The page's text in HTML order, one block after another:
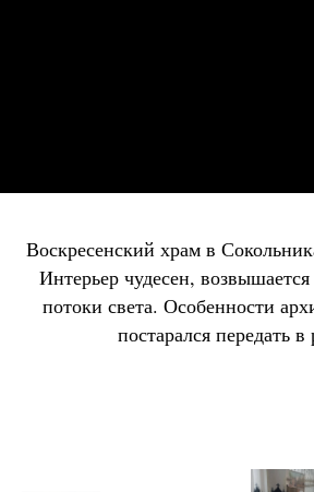
Воскресенский храм в
Интерьер чудесен,
потоки света. Особенности
постарался передать в